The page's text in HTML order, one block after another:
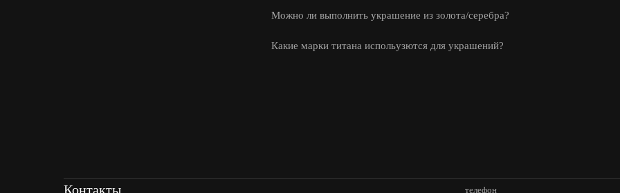
Можно ли выполнить украшение из золота/серебра?
Какие марки титана испольузются для украшений?
Контакты телефон